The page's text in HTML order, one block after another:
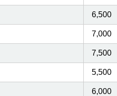
6,500
7,000
7,500
5,500
6,000